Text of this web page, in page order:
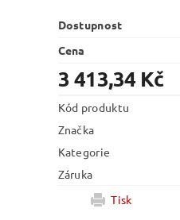
Dostupnost
Cena
3 413,34 Kč
Kód produktu
Značka
Kategorie
Záruka
Tisk